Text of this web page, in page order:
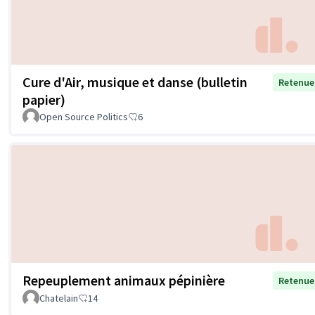
Cure d'Air, musique et danse (bulletin
papier)
Retenue
Open Source Politics 6
Repeuplement animaux pépinière
Retenue
Chatelain
14